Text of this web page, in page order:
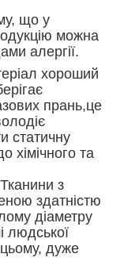
що у
можна
алергії.
хороший
прань,це
статичну
хімічного та
з
здатністю
діаметру
людської
дуже